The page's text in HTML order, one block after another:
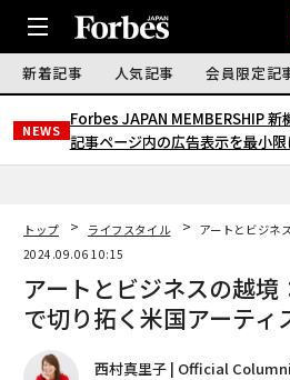
新着記事 人気記事 会員限定記
NEWS
Forbes JAPAN MEMBERSHIP 新
記事ページ内の広告表示を最小
トップ ライフスタイル
アートとビジネ
2024.09.06 10:15
アートとビジネスの越
で切り拓く米国アーティ
西村真里子 | Official